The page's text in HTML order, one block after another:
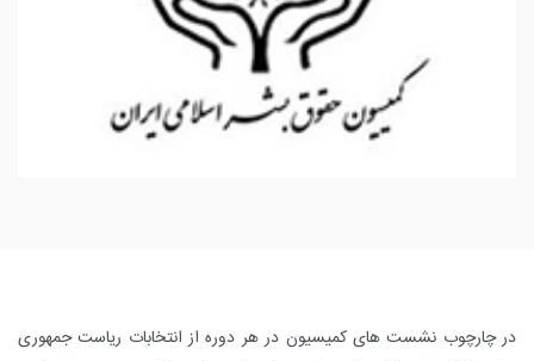
در چارچوب نشست های کمیسیون در هر دوره از انتخابات ریاست جمهوری